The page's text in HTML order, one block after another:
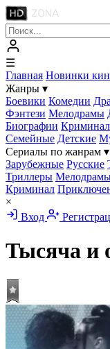
☰
Главная Новинки
Жанры ▾
Боевики Комедии
Фэнтези Мелодрамы
Биографии Криминал
Семейные Детские
Сериалы по жанрам ▾
Зарубежные Русские
Триллеры
Криминал
×
Вход
Тысяча и